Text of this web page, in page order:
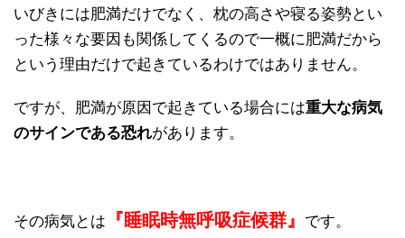
いびきには肥満だけでなく、枕の高さや寝る姿勢とい
った様々な要因も関係してくるので一概に肥満だから
という理由だけで起きているわけではありません。
ですが、肥満が原因で起きている場合には重大な病気
のサインである恐れがあります。
その病気とは 『睡眠時無呼吸症候群』 です。